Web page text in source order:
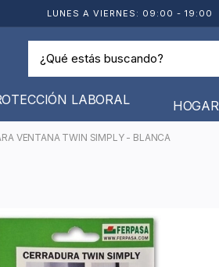
LUNES A VIERNES: 09:00 - 19:00
LABORAL HOGAR
VENTANA TWIN SIMPLY - BLANCA